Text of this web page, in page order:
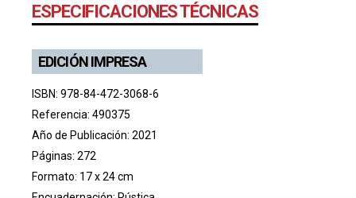
ESPECIFICACIONES TÉCNICAS
EDICIÓN IMPRESA
ISBN: 978-84-472-3068-6
Referencia: 490375
Año de Publicación: 2021
Páginas: 272
Formato: 17 x 24 cm